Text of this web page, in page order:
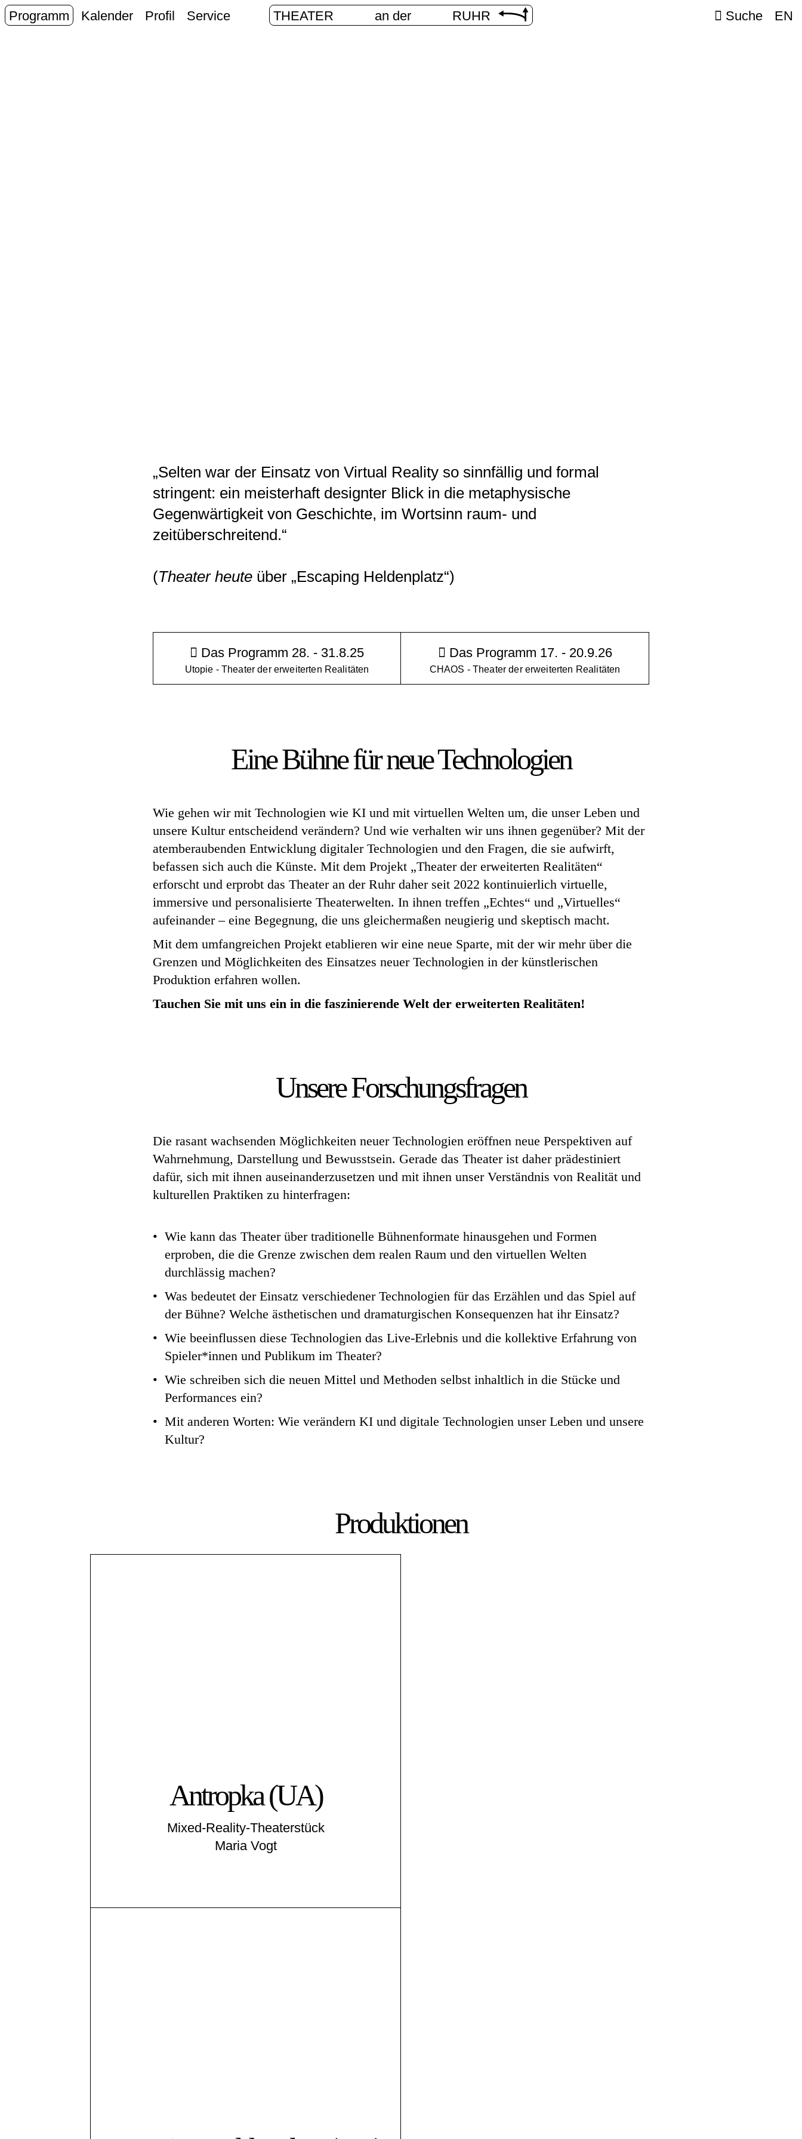
Programm Kalender Profil Service THEATER an der RUHR Suche EN
„Selten war der Einsatz von Virtual Reality so sinnfällig und formal
stringent: ein meisterhaft designter Blick in die metaphysische
Gegenwärtigkeit von Geschichte, im Wortsinn raum- und
zeitüberschreitend.“
(Theater heute über „Escaping Heldenplatz“)
Das Programm 28. - 31.8.25
Utopie - Theater der erweiterten Realitäten
Das Programm 17. - 20.9.26
CHAOS - Theater der erweiterten Realitäten
Eine Bühne für neue Technologien
Wie gehen wir mit Technologien wie KI und mit virtuellen Welten um, die unser Leben und
unsere Kultur entscheidend verändern? Und wie verhalten wir uns ihnen gegenüber? Mit der
atemberaubenden Entwicklung digitaler Technologien und den Fragen, die sie aufwirft,
befassen sich auch die Künste. Mit dem Projekt „Theater der erweiterten Realitäten“
erforscht und erprobt das Theater an der Ruhr daher seit 2022 kontinuierlich virtuelle,
immersive und personalisierte Theaterwelten. In ihnen treffen „Echtes“ und „Virtuelles“
aufeinander – eine Begegnung, die uns gleichermaßen neugierig und skeptisch macht.
Mit dem umfangreichen Projekt etablieren wir eine neue Sparte, mit der wir mehr über die
Grenzen und Möglichkeiten des Einsatzes neuer Technologien in der künstlerischen
Produktion erfahren wollen.
Tauchen Sie mit uns ein in die faszinierende Welt der erweiterten Realitäten!
Unsere Forschungsfragen
Die rasant wachsenden Möglichkeiten neuer Technologien eröffnen neue Perspektiven auf
Wahrnehmung, Darstellung und Bewusstsein. Gerade das Theater ist daher prädestiniert
dafür, sich mit ihnen auseinanderzusetzen und mit ihnen unser Verständnis von Realität und
kulturellen Praktiken zu hinterfragen:
Wie kann das Theater über traditionelle Bühnenformate hinausgehen und Formen
erproben, die die Grenze zwischen dem realen Raum und den virtuellen Welten
durchlässig machen?
Was bedeutet der Einsatz verschiedener Technologien für das Erzählen und das Spiel auf
der Bühne? Welche ästhetischen und dramaturgischen Konsequenzen hat ihr Einsatz?
Wie beeinflussen diese Technologien das Live-Erlebnis und die kollektive Erfahrung von
Spieler*innen und Publikum im Theater?
Wie schreiben sich die neuen Mittel und Methoden selbst inhaltlich in die Stücke und
Performances ein?
Mit anderen Worten: Wie verändern KI und digitale Technologien unser Leben und unsere
Kultur?
Produktionen
Antropka (UA)
Mixed-Reality-Theaterstück
Maria Vogt